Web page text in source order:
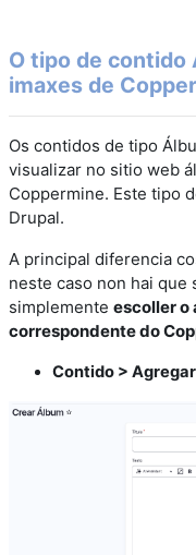
O tipo de contido
imaxes de
Os contidos de tipo
visualizar no sitio web
Coppermine. Este tipo
Drupal.
A principal diferencia
neste caso non hai
simplemente escoller o
correspondente do
Contido >